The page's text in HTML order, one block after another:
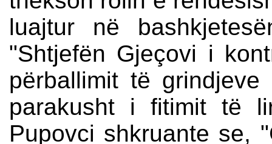
luajtur në
"Shtjefën Gjeçovi i
përballimit të
parakusht i fitimit të
Pupovci shkruante se,